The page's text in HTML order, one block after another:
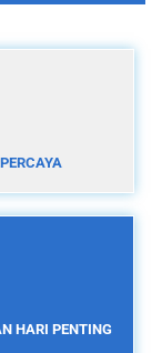
HARI PENTING